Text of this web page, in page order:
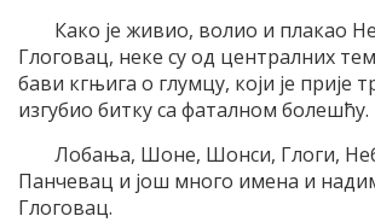
Како је живио, волио и плакао
Глоговац, неке су од централних
бави кгњига о глумцу, који је прије
изгубио битку са фаталном болешћу.
Лобања, Шоне, Шонси, Глоги,
Панчевац и још много имена и
Глоговац.